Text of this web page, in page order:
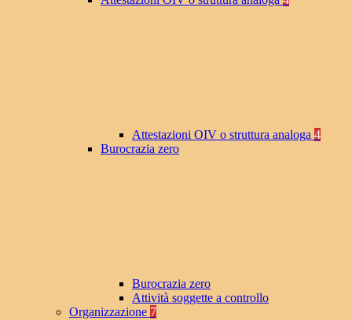
Attestazioni OIV o struttura analoga 4
Burocrazia zero
Burocrazia zero
Attività soggette a controllo
Organizzazione 7